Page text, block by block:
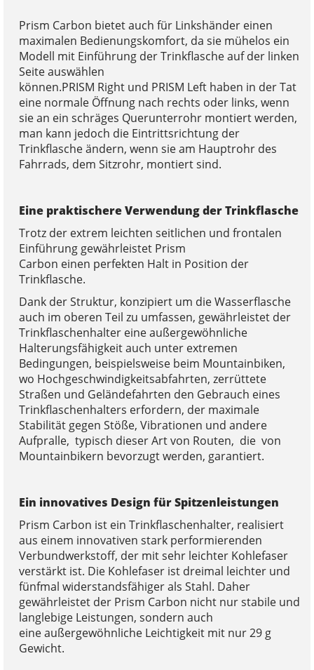
Prism Carbon bietet auch für Linkshänder einen
maximalen Bedienungskomfort, da sie mühelos ein
Modell mit Einführung der Trinkflasche auf der linken
Seite auswählen
können.PRISM Right und PRISM Left haben in der Tat
eine normale Öffnung nach rechts oder links, wenn
sie an ein schräges Querunterrohr montiert werden,
man kann jedoch die Eintrittsrichtung der
Trinkflasche ändern, wenn sie am Hauptrohr des
Fahrrads, dem Sitzrohr, montiert sind.
Eine praktischere Verwendung der Trinkflasche
Trotz der extrem leichten seitlichen und frontalen
Einführung gewährleistet Prism
Carbon einen perfekten Halt in Position der
Trinkflasche.
Dank der Struktur, konzipiert um die Wasserflasche
auch im oberen Teil zu umfassen, gewährleistet der
Trinkflaschenhalter eine außergewöhnliche
Halterungsfähigkeit auch unter extremen
Bedingungen, beispielsweise beim Mountainbiken,
wo Hochgeschwindigkeitsabfahrten, zerrüttete
Straßen und Geländefahrten den Gebrauch eines
Trinkflaschenhalters erfordern, der maximale
Stabilität gegen Stöße, Vibrationen und andere
Aufpralle, typisch dieser Art von Routen, die von
Mountainbikern bevorzugt werden, garantiert.
Ein innovatives Design für Spitzenleistungen
Prism Carbon ist ein Trinkflaschenhalter, realisiert
aus einem innovativen stark performierenden
Verbundwerkstoff, der mit sehr leichter Kohlefaser
verstärkt ist. Die Kohlefaser ist dreimal leichter und
fünfmal widerstandsfähiger als Stahl. Daher
gewährleistet der Prism Carbon nicht nur stabile und
langlebige Leistungen, sondern auch
eine außergewöhnliche Leichtigkeit mit nur 29 g
Gewicht.